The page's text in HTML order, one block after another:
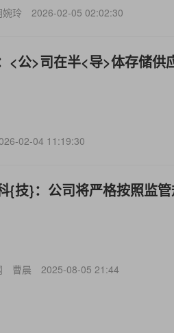
婉玲 2026-02-05 02:02:30
<公>司在半<导>体存储供
02-04 11:19:30
{技}：公司将严格按照监
曹晨 2025-08-05 21:44